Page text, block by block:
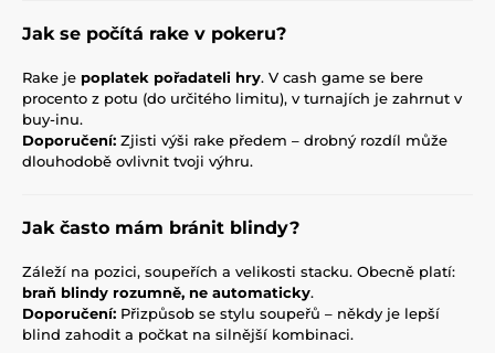
Jak se počítá rake v pokeru?
Rake je poplatek pořadateli hry. V cash game se bere
procento z potu (do určitého limitu), v turnajích je zahrnut v
buy-inu.
Doporučení: Zjisti výši rake předem – drobný rozdíl může
dlouhodobě ovlivnit tvoji výhru.
Jak často mám bránit blindy?
Záleží na pozici, soupeřích a velikosti stacku. Obecně platí:
braň blindy rozumně, ne automaticky.
Doporučení: Přizpůsob se stylu soupeřů – někdy je lepší
blind zahodit a počkat na silnější kombinaci.